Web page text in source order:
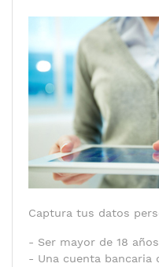
Captura tus datos
- Ser mayor de 18 años
- Una cuenta bancaria